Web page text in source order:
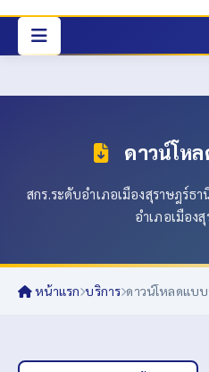
ดาวน์โห
สกร.ระดับอำเภอเมืองสุราษฎร์ธ
อำเภอเมือง
หน้าแรก บริการ ดาวน์โหลดแบ